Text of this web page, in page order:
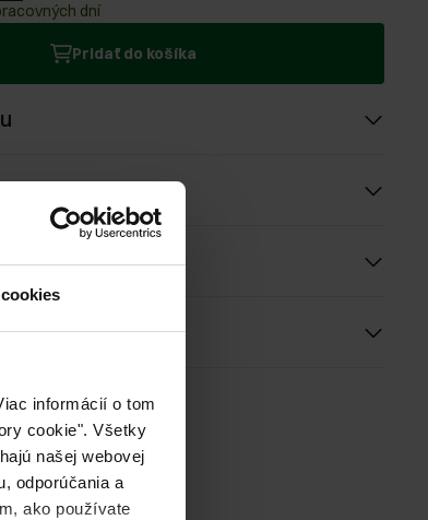
informácií o tom
cookie". Všetky
našej webovej
odporúčania a
ako používate
dní
Pridať do košíka